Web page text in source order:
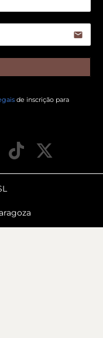
email
de inscrição para